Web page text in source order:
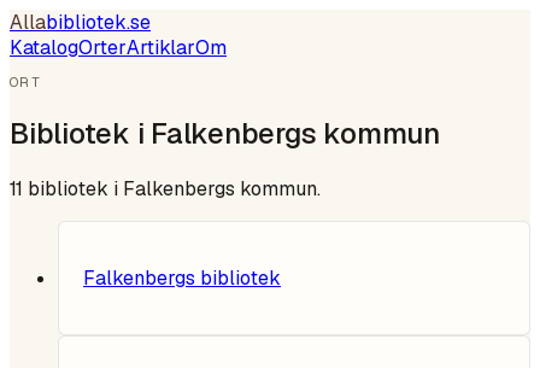
Allabibliotek.se
KatalogOrterArtiklarOm
ORT
Bibliotek i Falkenbergs kommun
11 bibliotek i Falkenbergs kommun.
Falkenbergs bibliotek